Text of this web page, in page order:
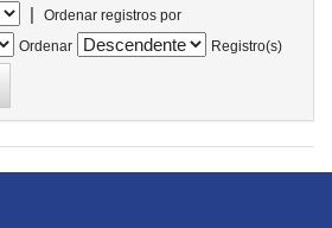
|
Ordenar registros por
Ordenar
Registro(s)